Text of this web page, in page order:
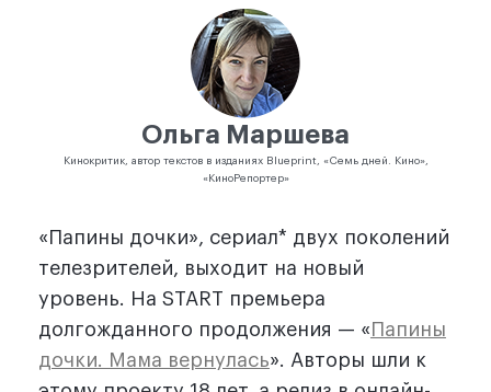
Ольга Маршева
Кинокритик, автор текстов в изданиях Blueprint, «Семь дней. Кино»,
«КиноРепортер»
«Папины дочки», сериал* двух поколений
телезрителей, выходит на новый
уровень. На START премьера
долгожданного продолжения — « Папины
дочки. Мама вернулась». Авторы шли к